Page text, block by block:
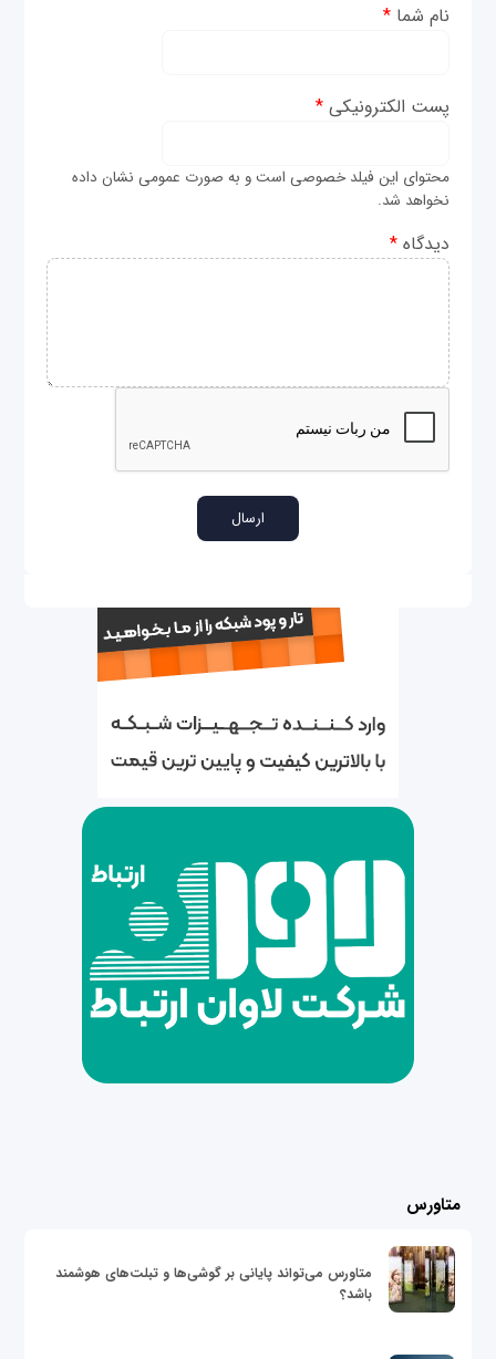
نام شما*
پست الکترونیکی*
محتوای این فیلد خصوصی است و به صورت عمومی نشان داده
نخواهد شد.
دیدگاه*
متاورس
متاورس می‌تواند پایانی بر گوشی‌ها و تبلت‌های هوشمند
باشد؟